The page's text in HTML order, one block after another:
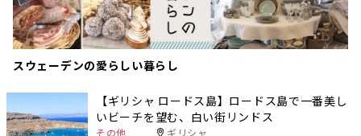
スウェーデンの愛らしい暮らし
【ギリシャ ロードス島】ロードス島で一番美し
いビーチを望む、白い街リンドス
その他 ギリシャ